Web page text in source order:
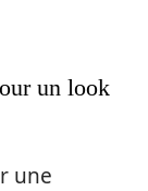
un look
une